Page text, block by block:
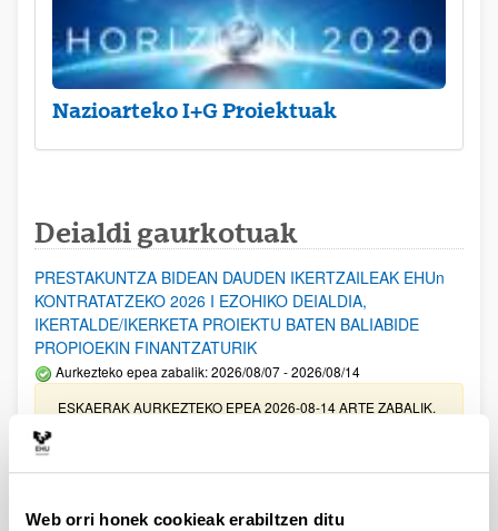
Web orri honek cookieak erabiltzen ditu
Nazioarteko I+G Proiektuak
Deialdi gaurkotuak
PRESTAKUNTZA BIDEAN DAUDEN IKERTZAILEAK EHUn
KONTRATATZEKO 2026 I EZOHIKO DEIALDIA,
IKERTALDE/IKERKETA PROIEKTU BATEN BALIABIDE
PROPIOEKIN FINANTZATURIK
Aurkezteko epea zabalik: 2026/08/07 - 2026/08/14
ESKAERAK AURKEZTEKO EPEA 2026-08-14 ARTE ZABALIK.
UPV/EHUn Azpiegitura Zientifikoa eta Funts Bibliografikoak